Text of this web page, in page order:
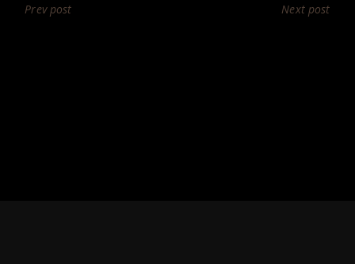
Prev post Next post